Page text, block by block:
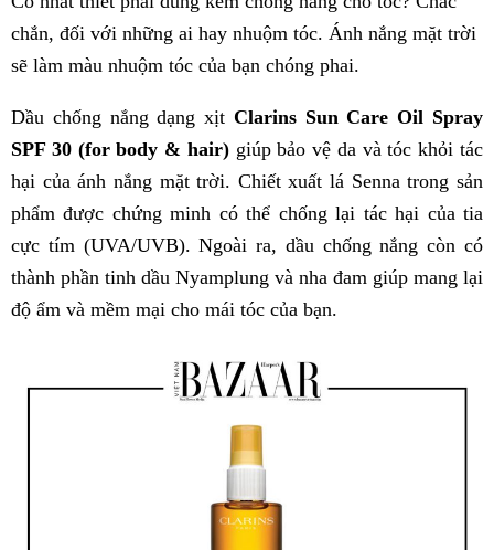
chắn, đối với những ai hay nhuộm tóc. Ánh nắng mặt trời
sẽ làm màu nhuộm tóc của bạn chóng phai.
Dầu chống nắng dạng xịt Clarins Sun Care Oil Spray
SPF 30 (for body & hair)giúp bảo vệ da và tóc khỏi tác
hại của ánh nắng mặt trời. Chiết xuất lá Senna trong sản
phẩm được chứng minh có thể chống lại tác hại của tia
cực tím (UVA/UVB). Ngoài ra, dầu chống nắng còn có
thành phần tinh dầu Nyamplung và nha đam giúp mang lại
độ ẩm và mềm mại cho mái tóc của bạn.